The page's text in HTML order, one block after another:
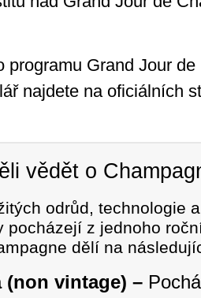
programu Grand Jour
najdete na oficiálních
vědět o
odrůd, technologie
pocházejí z jednoho
dělí na
(non vintage) –